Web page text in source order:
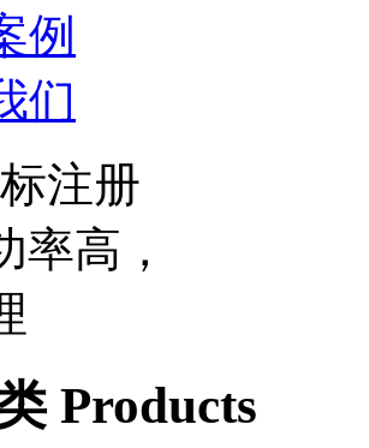
例
们
Products